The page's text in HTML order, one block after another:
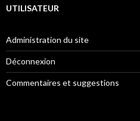
UTILISATEUR
Administration du site
Déconnexion
Commentaires et suggestions